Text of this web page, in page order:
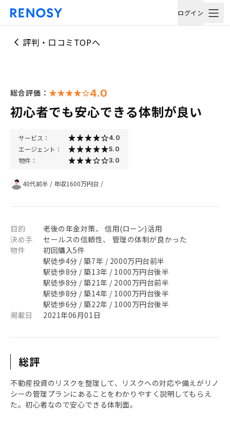
ログイン
評判・口コミTOPへ
総合評価： 4.0
初心者でも安心できる体制が良い
サービス： 4.0
エージェント： 5.0
物件： 3.0
40代前半 / 年収1600万円台 /
目的
老後の年金対策、 信用(ローン)活用
決め手
セールスの信頼性、 管理の体制が良かった
物件
初回購入5件
駅徒歩4分 / 築7年 / 2000万円台前半
駅徒歩8分 / 築13年 / 1000万円台後半
駅徒歩8分 / 築21年 / 2000万円台前半
駅徒歩8分 / 築14年 / 1000万円台後半
駅徒歩6分 / 築22年 / 1000万円台後半
掲載日
2021年06月01日
総評
不動産投資のリスクを整理して、リスクへの対応や備えがリノ
シーの管理プランにあることをわかりやすく説明してもらえ
た。初心者なので安心できる体制面。